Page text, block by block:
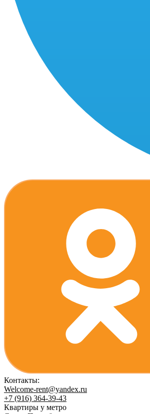
Контакты:
Welcome-rent@yandex.ru
+7 (916) 364-39-43
Квартиры у метро